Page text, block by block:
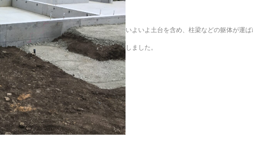
いよいよ土台を含め、柱梁などの躯体が運
しました。